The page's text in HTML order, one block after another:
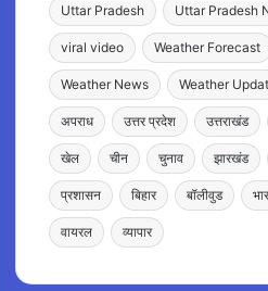
Uttar Pradesh Uttar Pradesh
viral video Weather Forecast
Weather News Weather
अपराध उत्तर प्रदेश उत्तराखंड
खेल चीन चुनाव झारखंड
प्रशासन बिहार बॉलीवुड
वायरल व्यापार